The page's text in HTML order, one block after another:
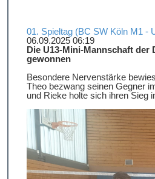
01. Spieltag (BC SW Köln M1 -
06.09.2025 06:19
Die U13-Mini-Mannschaft
gewonnen
Besondere Nervenstärke
Theo bezwang seinen Gegner
und Rieke holte sich ihren Sieg